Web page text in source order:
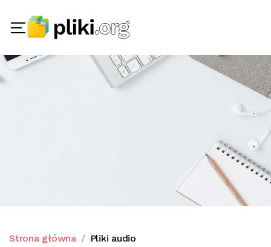
Strona główna
Pliki audio